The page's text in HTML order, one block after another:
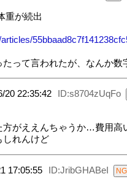
重が続出
って言われたが、なんか
22:35:42 ID:s8704zUqFo
方がええんちゃうか…費用高
しれんけど
17:05:55 ID:JribGHABeI